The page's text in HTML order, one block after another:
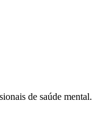
de saúde mental.